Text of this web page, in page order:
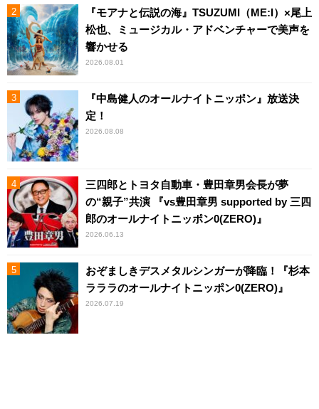
『モアナと伝説の海』TSUZUMI（ME:I）×尾上
松也、ミュージカル・アドベンチャーで美声を
響かせる
2026.08.01
『中島健人のオールナイトニッポン』放送決
定！
2026.08.08
三四郎とトヨタ自動車・豊田章男会長が夢
の“親子”共演 『vs豊田章男 supported by 三四
郎のオールナイトニッポン0(ZERO)』
2026.06.13
おぞましきデスメタルシンガーが降臨！『杉本
ラララのオールナイトニッポン0(ZERO)』
2026.07.19